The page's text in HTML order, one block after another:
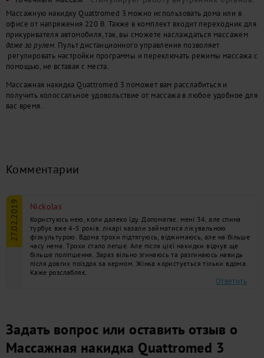
Массажную накидку Quattromed 3 можно использовать дома или в
офисе от напряжения 220 В. Также в комплект входит переходник для
прикуривателя автомобиля, так, вы сможете наслаждаться массажем
даже за рулем. Пульт дистанционного управления позволяет
регулировать настройки программы и переключать режимы массажа с
помощью, не вставая с места.
Массажная накидка Quattromed 3 поможет вам расслабиться и
получить колоссальное удовольствие от массажа в любое удобное для
вас время.
Комментарии
27.02.2019 Nickolas
Користуюсь нею, коли далеко їду. Допомагає. мені 34, але спина
турбує вже 4-5 років. лікарі казали займатися лікувальною
фізкультурою. Вдома трохи підтягуюсь, віджимаюсь, але на більше
часу нема. Трохи стало легше. Але після цієї накидки відчув ще
більше поліпшення. Зараз вільно згинаюсь та разгинаюсь навидь
після довгих поїздок за кермом. Жінка користується тільки вдома.
Каже розслабляє.
Ответить
Задать вопрос или оставить отзыв о
Массажная накидка Quattromed 3